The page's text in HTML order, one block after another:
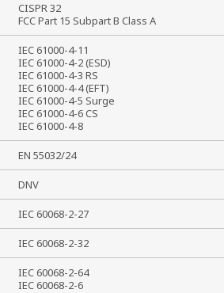
CISPR 32
FCC Part 15 Subpart B Class A
IEC 61000-4-11
IEC 61000-4-2 (ESD)
IEC 61000-4-3 RS
IEC 61000-4-4 (EFT)
IEC 61000-4-5 Surge
IEC 61000-4-6 CS
IEC 61000-4-8
EN 55032/24
DNV
IEC 60068-2-27
IEC 60068-2-32
IEC 60068-2-64
IEC 60068-2-6